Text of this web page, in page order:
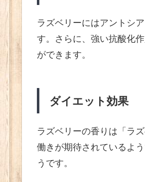
ラズベリーにはアントシ
す。さらに、強い抗酸化
ができます。
ダイエット効果
ラズベリーの香りは「ラ
働きが期待されているよ
うです。